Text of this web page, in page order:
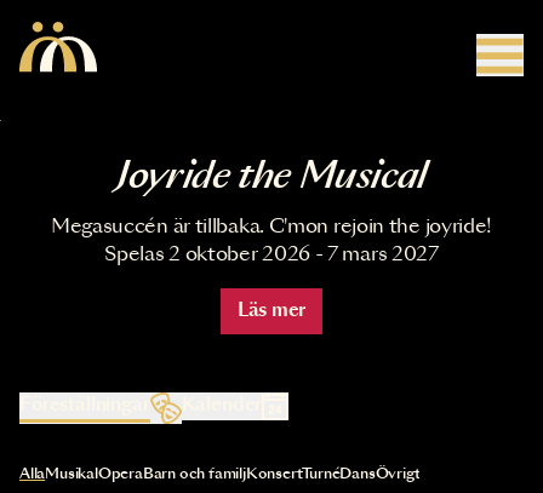
Joyride the Musical
Megasuccén är tillbaka. C'mon rejoin the joyride!
Spelas 2 oktober 2026 - 7 mars 2027
Läs mer
Kalender
Val av kategori uppdaterar innehållet automatiskt
AllaMusikal OperaBarn och familjKonsertTurnéDansÖvrigt